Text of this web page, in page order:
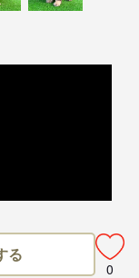
る
0